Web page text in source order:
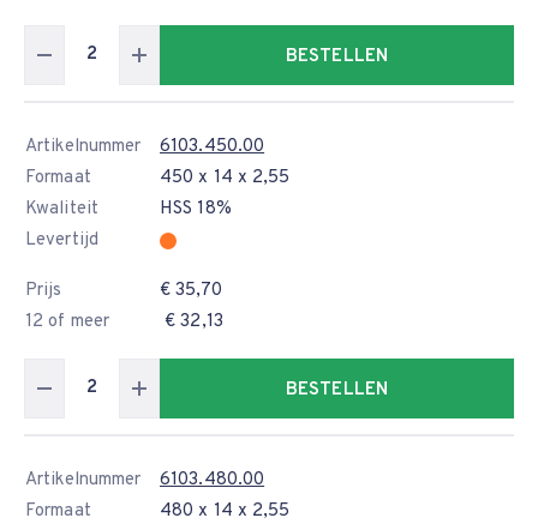
BESTELLEN
Artikelnummer
6103.450.00
Formaat
450 x 14 x 2,55
Kwaliteit
HSS 18%
Levertijd
Prijs
€ 35,70
12 of meer
€ 32,13
BESTELLEN
Artikelnummer
6103.480.00
Formaat
480 x 14 x 2,55